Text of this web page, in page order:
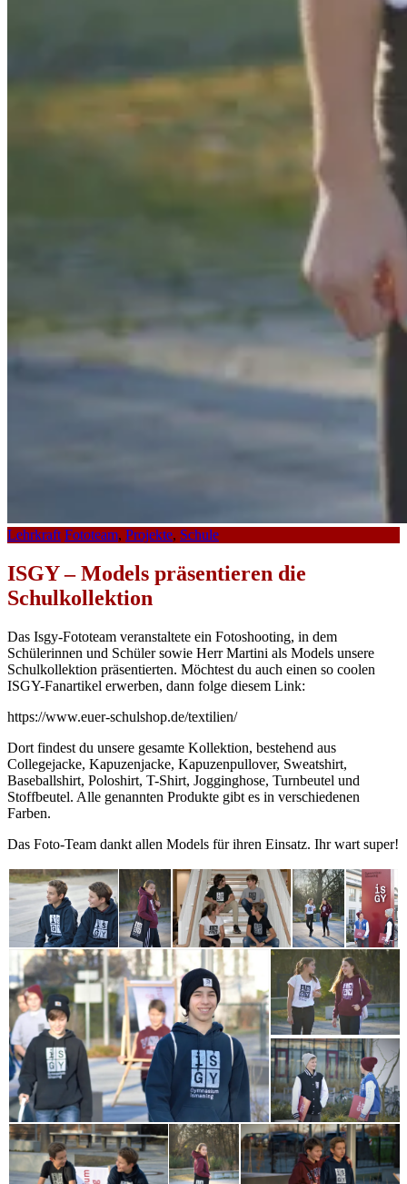
Lehrkraft Fototeam, Projekte, Schule
ISGY – Models präsentieren die
Schulkollektion
Das Isgy-Fototeam veranstaltete ein Fotoshooting, in dem
Schülerinnen und Schüler sowie Herr Martini als Models unsere
Schulkollektion präsentierten. Möchtest du auch einen so coolen
ISGY-Fanartikel erwerben, dann folge diesem Link:
https://www.euer-schulshop.de/textilien/
Dort findest du unsere gesamte Kollektion, bestehend aus
Collegejacke, Kapuzenjacke, Kapuzenpullover, Sweatshirt,
Baseballshirt, Poloshirt, T-Shirt, Jogginghose, Turnbeutel und
Stoffbeutel. Alle genannten Produkte gibt es in verschiedenen
Farben.
Das Foto-Team dankt allen Models für ihren Einsatz. Ihr wart super!